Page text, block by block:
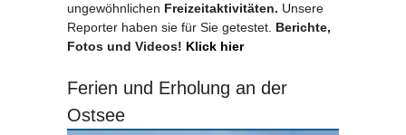
ungewöhnlichen Freizeitaktivitäten. Unsere
Reporter haben sie für Sie getestet. Berichte,
Fotos und Videos! Klick hier
Ferien und Erholung an der
Ostsee